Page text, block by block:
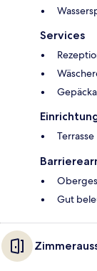
Services
Terrasse
Gut